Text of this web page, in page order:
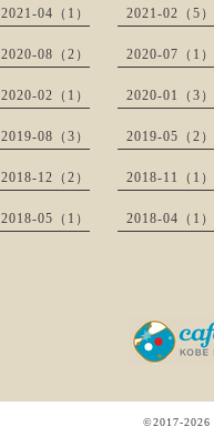
2021-04（1） 2021-02（5）
2020-08（2） 2020-07（1）
2020-02（1） 2020-01（3）
2019-08（3） 2019-05（2）
2018-12（2） 2018-11（1）
2018-05（1） 2018-04（1）
©2017-2026